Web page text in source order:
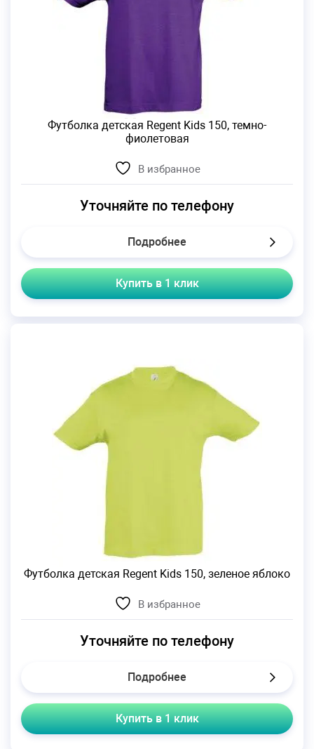
Футболка детская Regent Kids 150, темно-
фиолетовая
В избранное
Уточняйте по телефону
Подробнее
Купить в 1 клик
Футболка детская Regent Kids 150, зеленое яблоко
В избранное
Уточняйте по телефону
Подробнее
Купить в 1 клик